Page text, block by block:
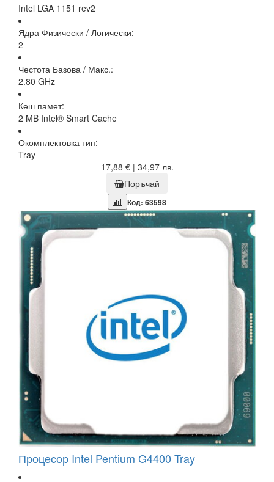
Intel LGA 1151 rev2
Ядра Физически / Логически:
2
Честота Базова / Макс.:
2.80 GHz
Кеш памет:
2 MB Intel® Smart Cache
Окомплектовка тип:
Tray
17,88 € | 34,97 лв.
Поръчай
Код: 63598
Процесор Intel Pentium G4400 Tray